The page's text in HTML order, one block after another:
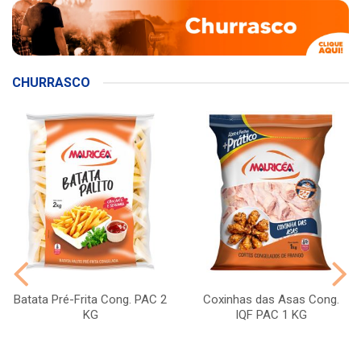
CHURRASCO
Batata Pré-Frita Cong. PAC 2
KG
Coxinhas das Asas Cong.
IQF PAC 1 KG